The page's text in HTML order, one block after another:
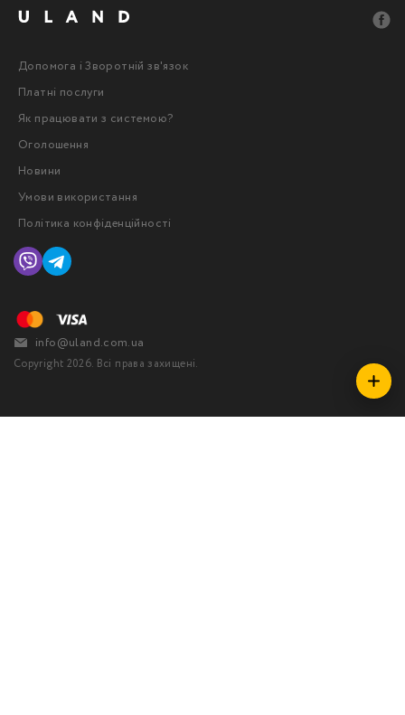
Copyright 2026. Всі права захищені.
Допомога і Зворотній зв'язок
Платні послуги
Як працювати з системою?
Оголошення
Новини
Умови використання
Політика конфіденційності
info@uland.com.ua